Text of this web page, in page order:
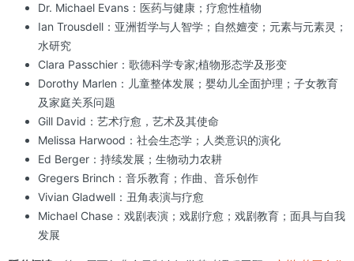
Dr. Michael Evans：医药与健康；疗愈性植物
Ian Trousdell：亚洲哲学与人智学；自然嬗变；元素与元素灵；
水研究
Clara Passchier：歌德科学专家;植物形态学及形变
Dorothy Marlen：儿童整体发展；婴幼儿全面护理；子女教育
及家庭关系问题
Gill David：艺术疗愈，艺术及其使命
Melissa Harwood：社会生态学；人类意识的演化
Ed Berger：持续发展；生物动力农耕
Gregers Brinch：音乐教育；作曲、音乐创作
Vivian Gladwell：丑角表演与疗愈
Michael Chase：戏剧表演；戏剧疗愈；戏剧教育；面具与自我
发展